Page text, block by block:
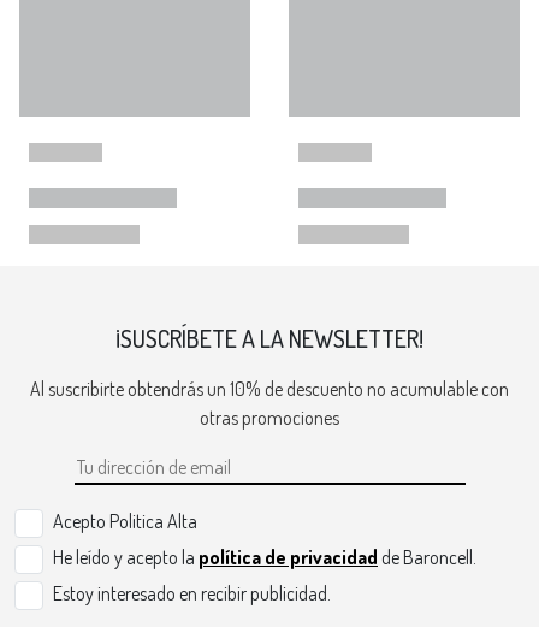
¡SUSCRÍBETE A LA NEWSLETTER!
Al suscribirte obtendrás un 10% de descuento no acumulable con
otras promociones
Acepto Politica Alta
He leído y acepto la política de privacidad de Baroncell.
Estoy interesado en recibir publicidad.